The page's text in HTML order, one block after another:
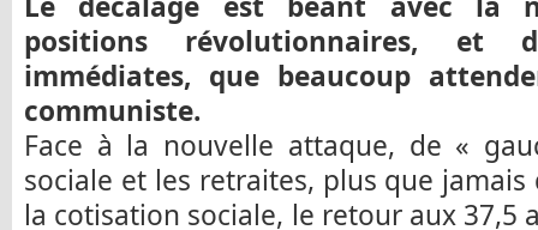
positions révolutionnaires, et
immédiates, que beaucoup
communiste.
Face à la nouvelle attaque, de «
sociale et les retraites, plus que
la cotisation sociale, le retour aux 37,5